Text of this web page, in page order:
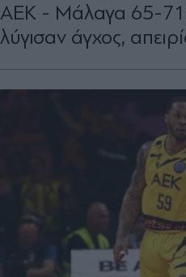
ΑΕΚ - Μάλαγα 65-
λύγισαν άγχος,